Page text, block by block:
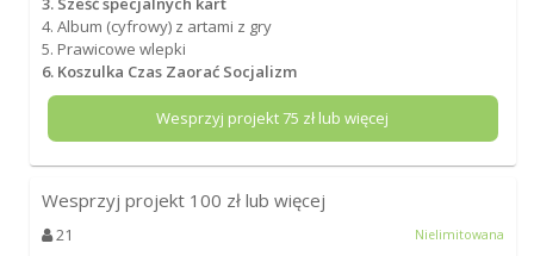
4. Album (cyfrowy) z artami z gry
5. Prawicowe wlepki
6. Koszulka Czas Zaorać Socjalizm
Wesprzyj projekt75 zł lub więcej
Wesprzyj projekt 100 zł lub więcej
21 Nielimitowana